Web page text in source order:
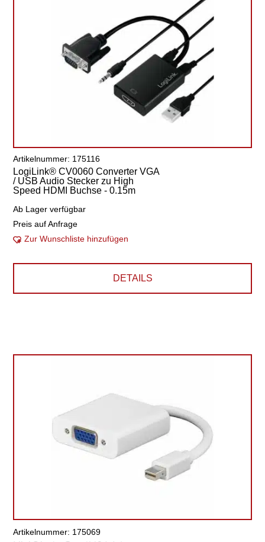
Artikelnummer: 175116
LogiLink® CV0060 Converter VGA
/ USB Audio Stecker zu High
Speed HDMI Buchse - 0.15m
Ab Lager verfügbar
Preis auf Anfrage
Zur Wunschliste hinzufügen
DETAILS
Artikelnummer: 175069